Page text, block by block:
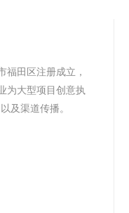
福田区注册成立，
为大型项目创意执
及渠道传播。